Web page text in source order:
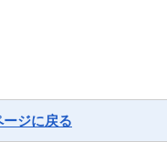
ジに戻る